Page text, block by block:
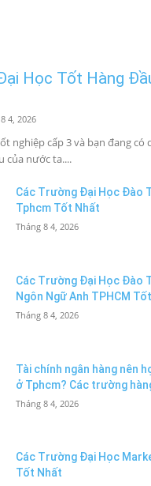
Học Tốt Hàng
4, 2026
nghiệp cấp 3 và bạn đang có
của nước ta....
Các Trường Đại Học Đào
Tphcm Tốt Nhất
Tháng 8 4, 2026
Các Trường Đại Học Đào
Ngôn Ngữ Anh TPHCM
Tháng 8 4, 2026
Tài chính ngân hàng nên
ở Tphcm? Các trường
Tháng 8 4, 2026
Các Trường Đại Học
Tốt Nhất